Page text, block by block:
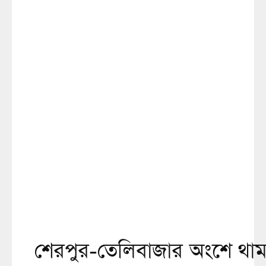
শেরপুর-তেলিবাজার অংশে